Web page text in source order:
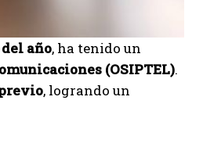
año, ha tenido un
(OSIPTEL).
, logrando un